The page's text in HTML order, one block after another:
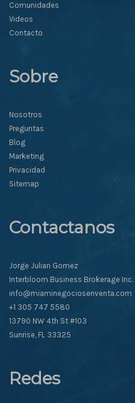
Comunidades
Videos
Contacto
Sobre
Nosotros
Preguntas
Blog
Marketing
Privacidad
Sitemap
Contactanos
Jorge Julian Gomez
Interbloom Business Brokerage Inc.
info@miaminegociosenventa.com
+1 305 747 5580
13790 NW 4th St #103
Sunrise, FL 33325
Redes